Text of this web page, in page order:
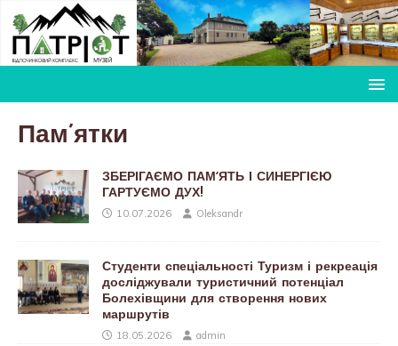
Пам’ятки
ЗБЕРІГАЄМО ПАМʼЯТЬ І СИНЕРГІЄЮ
ГАРТУЄМО ДУХ!
10.07.2026 Oleksandr
Студенти спеціальності Туризм і рекреація
досліджували туристичний потенціал
Болехівщини для створення нових
маршрутів
18.05.2026 admin